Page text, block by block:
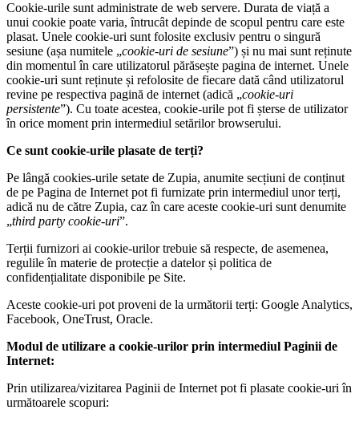
Cookie-urile sunt administrate de web servere. Durata de viață a
unui cookie poate varia, întrucât depinde de scopul pentru care este
plasat. Unele cookie-uri sunt folosite exclusiv pentru o singură
sesiune (așa numitele „cookie-uri de sesiune”) și nu mai sunt reținute
din momentul în care utilizatorul părăsește pagina de internet. Unele
cookie-uri sunt reținute și refolosite de fiecare dată când utilizatorul
revine pe respectiva pagină de internet (adică „cookie-uri
persistente”). Cu toate acestea, cookie-urile pot fi șterse de utilizator
în orice moment prin intermediul setărilor browserului.
Ce sunt cookie-urile plasate de terți?
Pe lângă cookies-urile setate de Zupia, anumite secțiuni de conținut
de pe Pagina de Internet pot fi furnizate prin intermediul unor terți,
adică nu de către Zupia, caz în care aceste cookie-uri sunt denumite
„third party cookie-uri”.
Terții furnizori ai cookie-urilor trebuie să respecte, de asemenea,
regulile în materie de protecție a datelor și politica de
confidențialitate disponibile pe Site.
Aceste cookie-uri pot proveni de la următorii terți: Google Analytics,
Facebook, OneTrust, Oracle.
Modul de utilizare a cookie-urilor prin intermediul Paginii de
Internet:
Prin utilizarea/vizitarea Paginii de Internet pot fi plasate cookie-uri în
următoarele scopuri: